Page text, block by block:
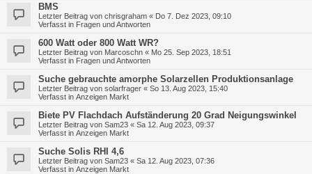
BMS
Letzter Beitrag von chrisgraham « Do 7. Dez 2023, 09:10
Verfasst in Fragen und Antworten
600 Watt oder 800 Watt WR?
Letzter Beitrag von Marcoschn « Mo 25. Sep 2023, 18:51
Verfasst in Fragen und Antworten
Suche gebrauchte amorphe Solarzellen Produktionsanlage
Letzter Beitrag von solarfrager « So 13. Aug 2023, 15:40
Verfasst in Anzeigen Markt
Biete PV Flachdach Aufständerung 20 Grad Neigungswinkel
Letzter Beitrag von Sam23 « Sa 12. Aug 2023, 09:37
Verfasst in Anzeigen Markt
Suche Solis RHI 4,6
Letzter Beitrag von Sam23 « Sa 12. Aug 2023, 07:36
Verfasst in Anzeigen Markt